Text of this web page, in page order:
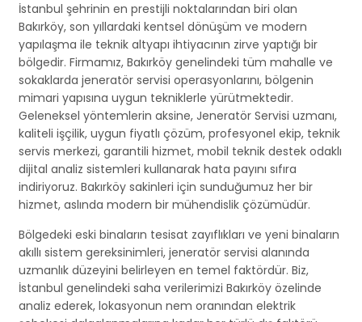
İstanbul şehrinin en prestijli noktalarından biri olan
Bakırköy, son yıllardaki kentsel dönüşüm ve modern
yapılaşma ile teknik altyapı ihtiyacının zirve yaptığı bir
bölgedir. Firmamız, Bakırköy genelindeki tüm mahalle ve
sokaklarda jeneratör servisi operasyonlarını, bölgenin
mimari yapısına uygun tekniklerle yürütmektedir.
Geleneksel yöntemlerin aksine, Jeneratör Servisi uzmanı,
kaliteli işçilik, uygun fiyatlı çözüm, profesyonel ekip, teknik
servis merkezi, garantili hizmet, mobil teknik destek odaklı
dijital analiz sistemleri kullanarak hata payını sıfıra
indiriyoruz. Bakırköy sakinleri için sunduğumuz her bir
hizmet, aslında modern bir mühendislik çözümüdür.
Bölgedeki eski binaların tesisat zayıflıkları ve yeni binaların
akıllı sistem gereksinimleri, jeneratör servisi alanında
uzmanlık düzeyini belirleyen en temel faktördür. Biz,
İstanbul genelindeki saha verilerimizi Bakırköy özelinde
analiz ederek, lokasyonun nem oranından elektrik